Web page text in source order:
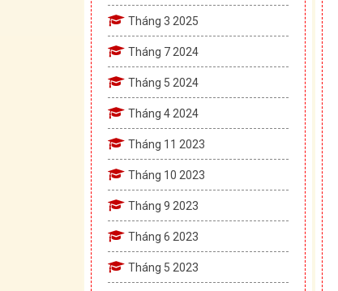
Tháng 3 2025
Tháng 7 2024
Tháng 5 2024
Tháng 4 2024
Tháng 11 2023
Tháng 10 2023
Tháng 9 2023
Tháng 6 2023
Tháng 5 2023